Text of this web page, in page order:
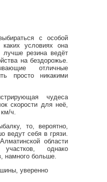
с особой
условиях она
лучше резина ведёт
на бездорожье.
отличные
просто никакими
чудеса
скорости для неё,
ч.
то, вероятно,
ведут себя в грязи.
области
однако
намного больше.
уверенно